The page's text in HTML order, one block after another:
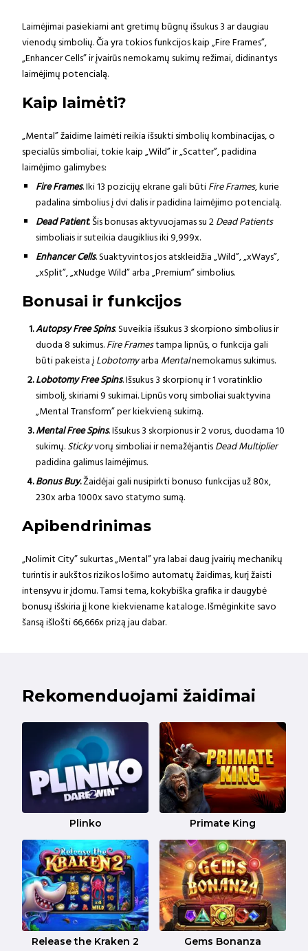
Laimėjimai pasiekiami ant gretimų būgnų išsukus 3 ar daugiau
vienodų simbolių. Čia yra tokios funkcijos kaip „Fire Frames”,
„Enhancer Cells” ir įvairūs nemokamų sukimų režimai, didinantys
laimėjimų potencialą.
Kaip laimėti?
„Mental” žaidime laimėti reikia išsukti simbolių kombinacijas, o
specialūs simboliai, tokie kaip „Wild” ir „Scatter”, padidina
laimėjimo galimybes:
Fire Frames. Iki 13 pozicijų ekrane gali būtiFire Frames, kurie
padalina simbolius į dvi dalis ir padidina laimėjimo potencialą.
Dead Patient. Šis bonusas aktyvuojamas su 2Dead Patients
simboliais ir suteikia daugiklius iki 9,999x.
Enhancer Cells. Suaktyvintos jos atskleidžia „Wild”, „xWays”,
„xSplit”, „xNudge Wild” arba „Premium” simbolius.
Bonusai ir funkcijos
Autopsy Free Spins. Suveikia išsukus 3 skorpiono simbolius ir
duoda 8 sukimus.Fire Framestampa lipnūs, o funkcija gali
būti pakeista įLobotomyarba Mentalnemokamus sukimus.
Lobotomy Free Spins. Išsukus 3 skorpionų ir 1 voratinklio
simbolį, skiriami 9 sukimai. Lipnūs vorų simboliai suaktyvina
„Mental Transform” per kiekvieną sukimą.
Mental Free Spins. Išsukus 3 skorpionus ir 2 vorus, duodama 10
sukimų.Stickyvorų simboliai ir nemažėjantisDead Multiplier
padidina galimus laimėjimus.
Bonus Buy.Žaidėjai gali nusipirkti bonuso funkcijas už 80x,
230x arba 1000x savo statymo sumą.
Apibendrinimas
„Nolimit City” sukurtas „Mental” yra labai daug įvairių mechanikų
turintis ir aukštos rizikos lošimo automatų žaidimas, kurį žaisti
intensyvu ir įdomu. Tamsi tema, kokybiška grafika ir daugybė
bonusų išskiria jį kone kiekviename kataloge. Išmėginkite savo
šansą išlošti 66,666x prizą jau dabar.
Rekomenduojami žaidimai
Plinko Primate King
Release the Kraken 2 Gems Bonanza